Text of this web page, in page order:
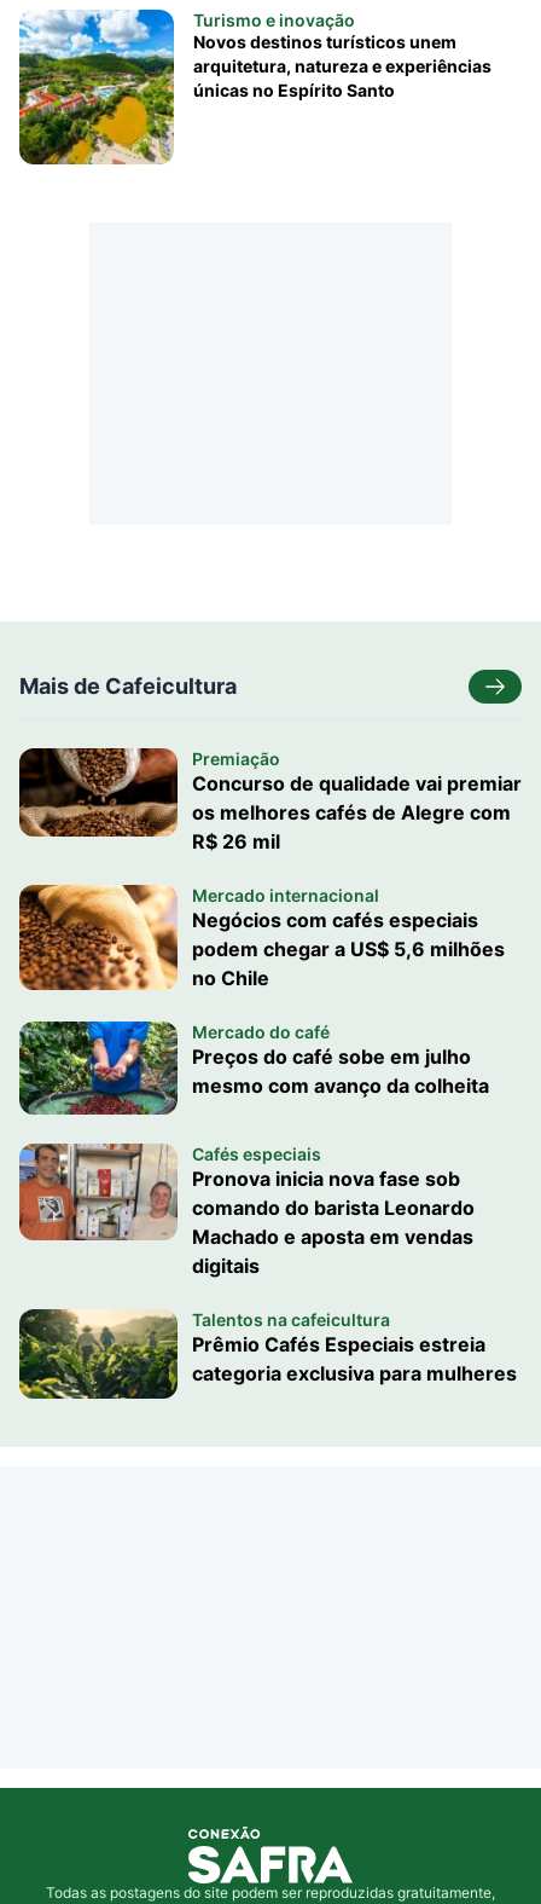
Turismo e inovação
Novos destinos turísticos unem
arquitetura, natureza e experiências
únicas no Espírito Santo
Mais de Cafeicultura
Premiação
Concurso de qualidade vai premiar
os melhores cafés de Alegre com
R$ 26 mil
Mercado internacional
Negócios com cafés especiais
podem chegar a US$ 5,6 milhões
no Chile
Mercado do café
Preços do café sobe em julho
mesmo com avanço da colheita
Cafés especiais
Pronova inicia nova fase sob
comando do barista Leonardo
Machado e aposta em vendas
digitais
Talentos na cafeicultura
Prêmio Cafés Especiais estreia
categoria exclusiva para mulheres
Todas as postagens do site podem ser reproduzidas gratuitamente,